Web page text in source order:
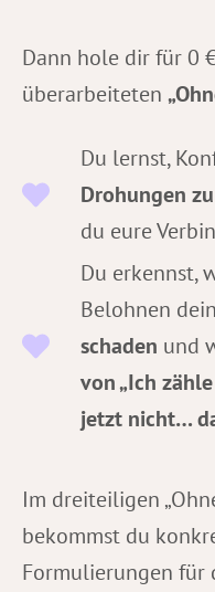
Dann hole dir für 0
überarbeiteten
Du lernst,
Drohungen
du eure
Du erkennst,
Belohnen
schaden und
von „Ich
jetzt nicht…
Im dreiteiligen
bekommst du
Formulierungen für